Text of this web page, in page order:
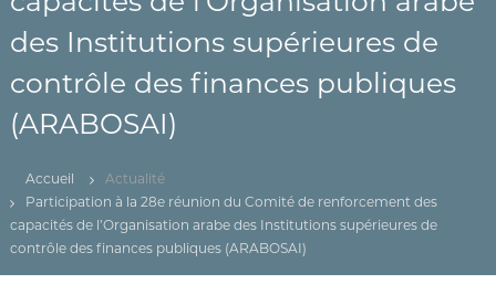
p
t
Z
)
م
S
p
r
d
e
C
des Institutions supérieures de
contrôle des finances publiques
(ARABOSAI)
Accueil
Actualité
Participation à la 28e réunion du Comité de renforcement des
capacités de l’Organisation arabe des Institutions supérieures de
contrôle des finances publiques (ARABOSAI)